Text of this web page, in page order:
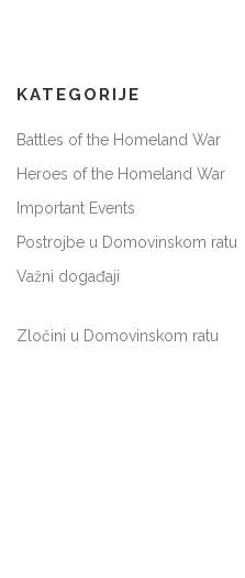
KATEGORIJE
Battles of the Homeland War
Heroes of the Homeland War
Important Events
Postrojbe u Domovinskom ratu
Važni događaji
Zločini u Domovinskom ratu